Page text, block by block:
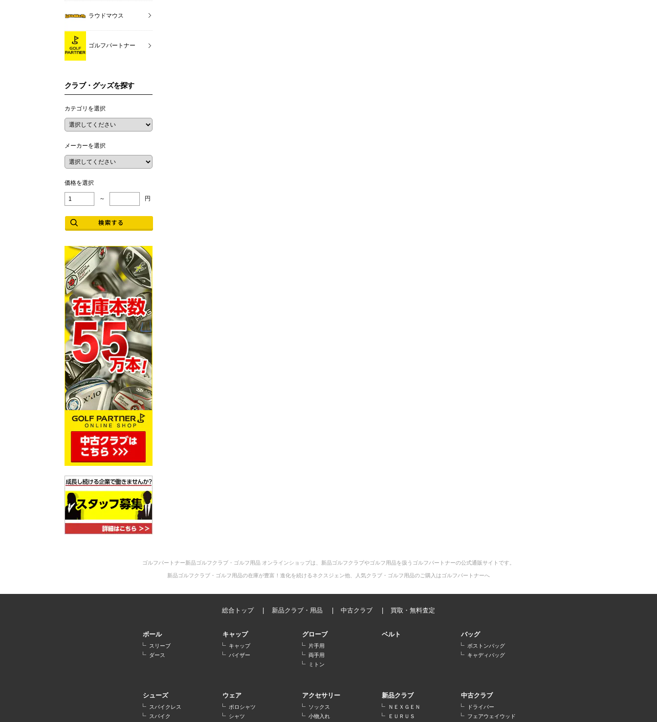
ラウドマウス
ゴルフパートナー
クラブ・グッズを探す
カテゴリを選択
メーカーを選択
価格を選択
～ 円
ゴルフパートナー新品ゴルフクラブ・ゴルフ用品 オンラインショップは、新品ゴルフクラブやゴルフ用品を扱うゴルフパートナーの公式通販サイトです。
新品ゴルフクラブ・ゴルフ用品の在庫が豊富！進化を続けるネクスジェン他、人気クラブ・ゴルフ用品のご購入はゴルフパートナーへ
総合トップ 新品クラブ・用品 中古クラブ 買取・無料査定
ボール
スリーブ
ダース
キャップ
キャップ
バイザー
グローブ
片手用
両手用
ミトン
ベルト バッグ
ボストンバッグ
キャディバッグ
シューズ
スパイクレス
スパイク
ウェア
ポロシャツ
シャツ
アクセサリー
ソックス
小物入れ
新品クラブ
ＮＥＸＧＥＮ
ＥＵＲＵＳ
中古クラブ
ドライバー
フェアウェイウッド